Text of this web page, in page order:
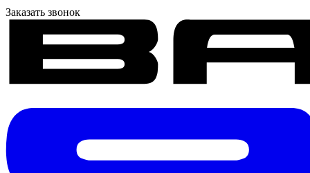
Заказать звонок